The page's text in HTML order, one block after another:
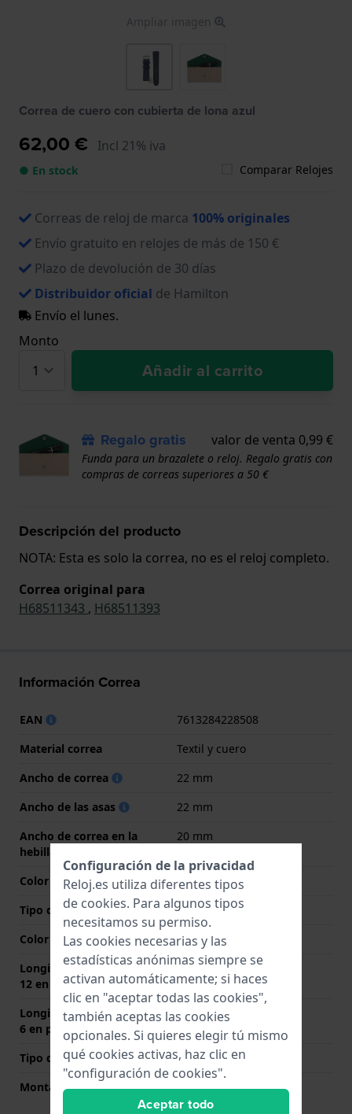
Ampliar imagen
Correa de cuero con cubierta de lona azul
62,00 € Incl 21% iva
● En stock Comparar Relojes
Correas de reloj de marca 100% originales
Envío gratuito en relojes de más de 150 €
Plazo de devolución de 30 días
Distribuidor oficial de Hamilton
Envío el lunes.
Monto
Añadir al carrito
Regalo gratis valor de venta 0,99 €
Funda para un brazalete o reloj. Regalo gratis con
compras de correas superiores a 50 €
Descripción del producto
NOTA: Esta es solo la correa, no es el reloj completo.
Correa original para
H68511343 , H68511393
Información Correa
EAN
7613284228508
Material correa
Textil y cuero
Ancho de correa
22 mm
Ancho de las asas
22 mm
Ancho de correa en la
hebilla
20 mm
Color de correa
Azul
Tipo de cierre
Hebilla
Color del cierre
Plateado
Longitud de la correa a las
12 en punto (mm)
75 mm
Longitud de la correa a las
6 en punto (mm)
115 mm
Tipo de montaje
Pasadores de resorte
Montaje Recto
No
Configuración de la privacidad
Reloj.es utiliza diferentes tipos
de cookies. Para algunos tipos
necesitamos su permiso.
Las cookies necesarias y las
estadísticas anónimas siempre se
activan automáticamente; si haces
clic en "aceptar todas las cookies",
también aceptas las cookies
opcionales. Si quieres elegir tú mismo
qué cookies activas, haz clic en
"configuración de cookies".
Aceptar todo